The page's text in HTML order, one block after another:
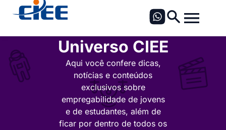
Universo CIEE
Aqui você confere dicas,
notícias e conteúdos
exclusivos sobre
empregabilidade de jovens
e de estudantes, além de
ficar por dentro de todos os